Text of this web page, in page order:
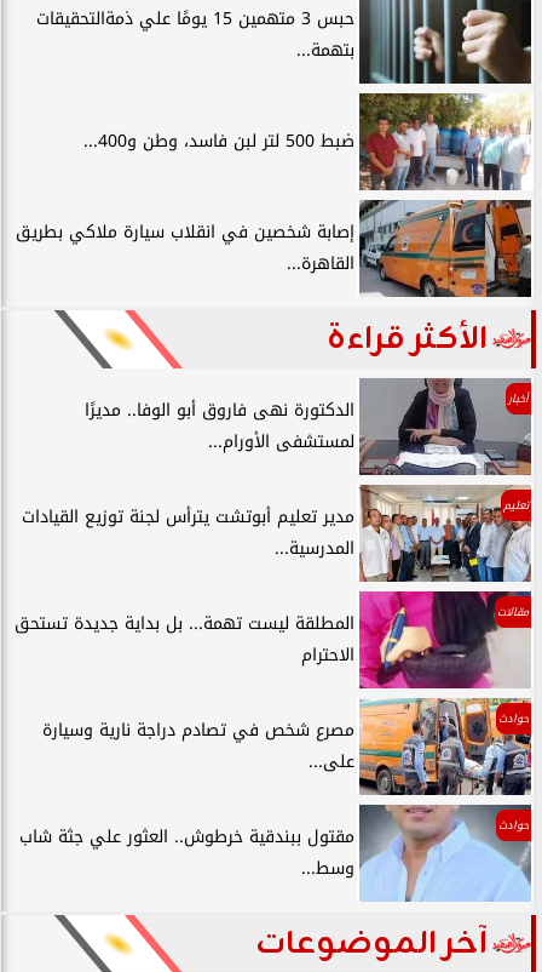
حبس 3 متهمين 15 يومًا علي ذمةالتحقيقات
بتهمة...
ضبط 500 لتر لبن فاسد، وطن و400...
إصابة شخصين في انقلاب سيارة ملاكي بطريق
القاهرة...
الأكثر قراءة
أخبار
الدكتورة نهى فاروق أبو الوفا.. مديرًا
لمستشفى الأورام...
تعليم
مدير تعليم أبوتشت يترأس لجنة توزيع القيادات
المدرسية...
مقالات
المطلقة ليست تهمة... بل بداية جديدة تستحق
الاحترام
حوادث
مصرع شخص في تصادم دراجة نارية وسيارة
على...
حوادث
مقتول ببندقية خرطوش.. العثور علي جثة شاب
وسط...
آخر الموضوعات